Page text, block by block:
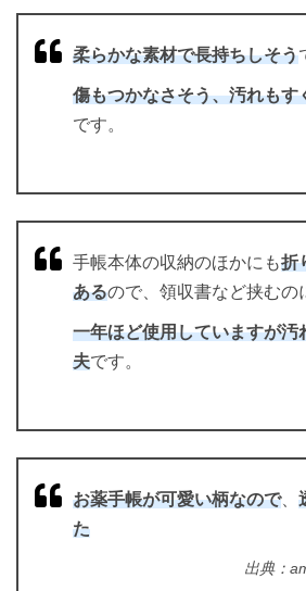
柔らかな素材で長持ちしそう
傷もつかなさそう、汚れもす
です。
手帳本体の収納のほかにも折
あるので、領収書など挟むの
一年ほど使用していますが汚
夫です。
お薬手帳が可愛い柄なので、
た
出典：